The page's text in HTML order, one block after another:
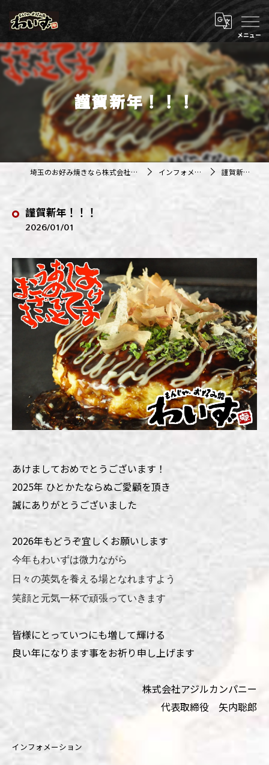
謹賀新年！！！
埼玉のお好み焼きなら株式会社アジルカンパニー インフォメーション 謹賀新年！！！
謹賀新年！！！
2026/01/01
あけましておめでとうございます！
2025年 ひとかたならぬご愛顧を頂き
誠にありがとうございました
2026年もどうぞ宜しくお願いします
今年もわいずは微力ながら
日々の英気を養える場となれますよう
笑顔と元気一杯で頑張っていきます
皆様にとっていつにも増して輝ける
良い年になります事をお祈り申し上げます
株式会社アジルカンパニー
代表取締役 矢内聡郎
インフォメーション